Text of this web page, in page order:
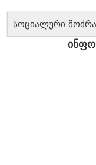
სოციალური